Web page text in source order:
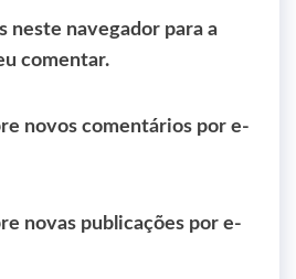
neste navegador para a
comentar.
novos comentários por e-
novas publicações por e-